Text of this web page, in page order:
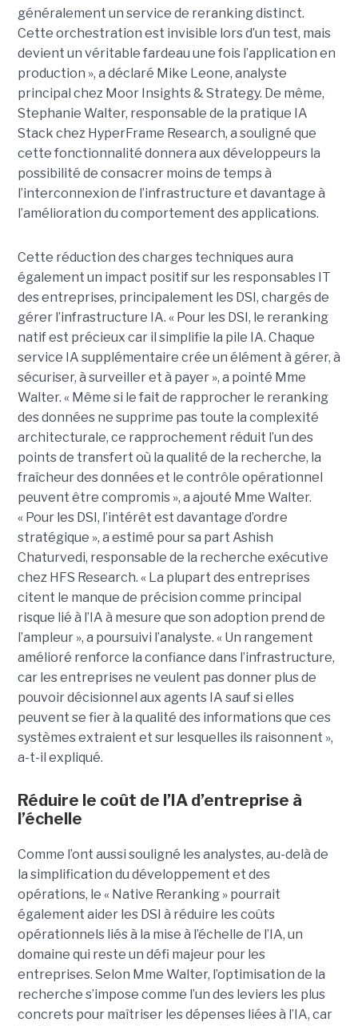
généralement un service de reranking distinct.
Cette orchestration est invisible lors d’un test, mais
devient un véritable fardeau une fois l’application en
production », a déclaré Mike Leone, analyste
principal chez Moor Insights & Strategy. De même,
Stephanie Walter, responsable de la pratique IA
Stack chez HyperFrame Research, a souligné que
cette fonctionnalité donnera aux développeurs la
possibilité de consacrer moins de temps à
l’interconnexion de l’infrastructure et davantage à
l’amélioration du comportement des applications.
Cette réduction des charges techniques aura
également un impact positif sur les responsables IT
des entreprises, principalement les DSI, chargés de
gérer l’infrastructure IA. « Pour les DSI, le reranking
natif est précieux car il simplifie la pile IA. Chaque
service IA supplémentaire crée un élément à gérer, à
sécuriser, à surveiller et à payer », a pointé Mme
Walter. « Même si le fait de rapprocher le reranking
des données ne supprime pas toute la complexité
architecturale, ce rapprochement réduit l’un des
points de transfert où la qualité de la recherche, la
fraîcheur des données et le contrôle opérationnel
peuvent être compromis », a ajouté Mme Walter.
« Pour les DSI, l’intérêt est davantage d’ordre
stratégique », a estimé pour sa part Ashish
Chaturvedi, responsable de la recherche exécutive
chez HFS Research. « La plupart des entreprises
citent le manque de précision comme principal
risque lié à l’IA à mesure que son adoption prend de
l’ampleur », a poursuivi l’analyste. « Un rangement
amélioré renforce la confiance dans l’infrastructure,
car les entreprises ne veulent pas donner plus de
pouvoir décisionnel aux agents IA sauf si elles
peuvent se fier à la qualité des informations que ces
systèmes extraient et sur lesquelles ils raisonnent »,
a-t-il expliqué.
Réduire le coût de l’IA d’entreprise à
l’échelle
Comme l’ont aussi souligné les analystes, au-delà de
la simplification du développement et des
opérations, le « Native Reranking » pourrait
également aider les DSI à réduire les coûts
opérationnels liés à la mise à l’échelle de l’IA, un
domaine qui reste un défi majeur pour les
entreprises. Selon Mme Walter, l’optimisation de la
recherche s’impose comme l’un des leviers les plus
concrets pour maîtriser les dépenses liées à l’IA, car